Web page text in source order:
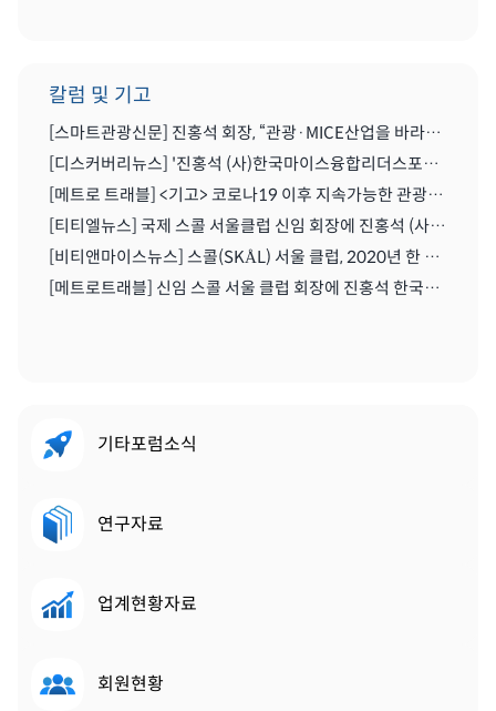
칼럼 및 기고
[스마트관광신문] 진홍석 회장, “관광·MICE산업을 바라보는 가치의 전환을 위해 노력이 필요한 시기” | 2021.04.29
[디스커버리뉴스] '진홍석 (사)한국마이스융합리더스포럼 회장',"코로나를 또다른 기회로" | 2020.07.06
[메트로 트래블] <기고> 코로나19 이후 지속가능한 관광마이스산업과 'MICE 5.0' | 2020.06.28
[티티엘뉴스] 국제 스콜 서울클럽 신임 회장에 진홍석 (사)한국마이스융합리더스포럼 회장 | 2019.12.13
[비티앤마이스뉴스] 스콜(SKÅL) 서울 클럽, 2020년 한 해 동안 이끌 새 임원진 구성하다 | 2019.12.13
[메트로트래블] 신임 스콜 서울 클럽 회장에 진홍석 한국마이스융합리더스포럼회장 선출 | 2019.12.22
기타포럼소식
연구자료
업계현황자료
회원현황